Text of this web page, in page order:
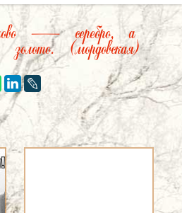
— серебро, а
(мордовская)